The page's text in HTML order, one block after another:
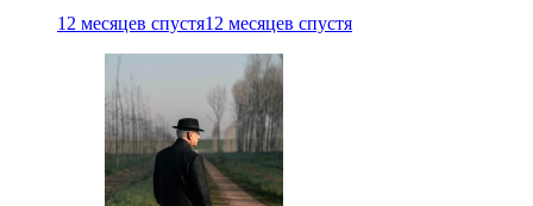
12 месяцев спустя12 месяцев спустя